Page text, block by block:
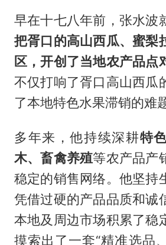
早在十七八年前，张水波
把胥口的高山西瓜、蜜梨
区，开创了当地农产品点
不仅打响了胥口高山西瓜
了本地特色水果滞销的难题
多年来，他持续深耕特
木、畜禽养殖等农产品产
稳定的销售网络。他坚持
凭借过硬的产品品质和诚
本地及周边市场积累了稳
摸索出了一套“精准选品